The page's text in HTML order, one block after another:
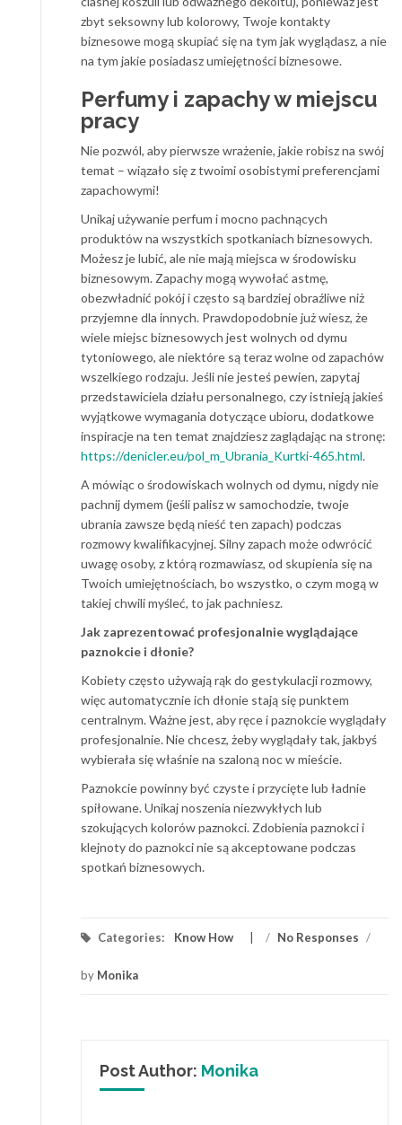
zbyt seksowny lub kolorowy, Twoje kontakty
biznesowe mogą skupiać się na tym jak wyglądasz, a nie
na tym jakie posiadasz umiejętności biznesowe.
Perfumy i zapachy w miejscu
pracy
Nie pozwól, aby pierwsze wrażenie, jakie robisz na swój
temat – wiązało się z twoimi osobistymi preferencjami
zapachowymi!
Unikaj używanie perfum i mocno pachnących
produktów na wszystkich spotkaniach biznesowych.
Możesz je lubić, ale nie mają miejsca w środowisku
biznesowym. Zapachy mogą wywołać astmę,
obezwładnić pokój i często są bardziej obraźliwe niż
przyjemne dla innych. Prawdopodobnie już wiesz, że
wiele miejsc biznesowych jest wolnych od dymu
tytoniowego, ale niektóre są teraz wolne od zapachów
wszelkiego rodzaju. Jeśli nie jesteś pewien, zapytaj
przedstawiciela działu personalnego, czy istnieją jakieś
wyjątkowe wymagania dotyczące ubioru, dodatkowe
inspiracje na ten temat znajdziesz zaglądając na stronę:
https://denicler.eu/pol_m_Ubrania_Kurtki-465.html.
A mówiąc o środowiskach wolnych od dymu, nigdy nie
pachnij dymem (jeśli palisz w samochodzie, twoje
ubrania zawsze będą nieść ten zapach) podczas
rozmowy kwalifikacyjnej. Silny zapach może odwrócić
uwagę osoby, z którą rozmawiasz, od skupienia się na
Twoich umiejętnościach, bo wszystko, o czym mogą w
takiej chwili myśleć, to jak pachniesz.
Jak zaprezentować profesjonalnie wyglądające
paznokcie i dłonie?
Kobiety często używają rąk do gestykulacji rozmowy,
więc automatycznie ich dłonie stają się punktem
centralnym. Ważne jest, aby ręce i paznokcie wyglądały
profesjonalnie. Nie chcesz, żeby wyglądały tak, jakbyś
wybierała się właśnie na szaloną noc w mieście.
Paznokcie powinny być czyste i przycięte lub ładnie
spiłowane. Unikaj noszenia niezwykłych lub
szokujących kolorów paznokci. Zdobienia paznokci i
klejnoty do paznokci nie są akceptowane podczas
spotkań biznesowych.
Categories: Know How / No Responses /
by Monika
Post Author: Monika